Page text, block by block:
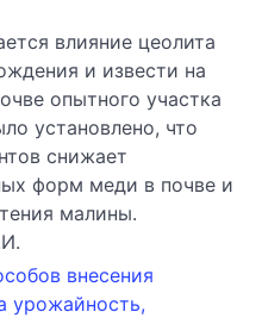
влияние цеолита
и извести на
опытного участка
установлено, что
снижает
форм меди в почве и
малины.
внесения
урожайность,